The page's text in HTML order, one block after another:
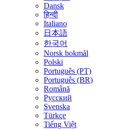
Dansk
हिन्दी
Italiano
日本語
한국어
Norsk bokmål
Polski
Português (PT)
Português (BR)
Română
Русский
Svenska
Türkçe
Tiếng Việt